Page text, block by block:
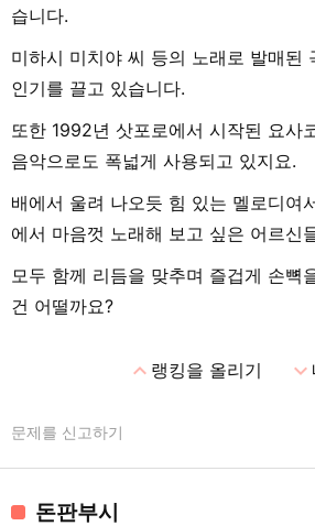
습니다.
미하시 미치야 씨 등의 노래로 발매된
인기를 끌고 있습니다.
또한 1992년 삿포로에서 시작된 요사
음악으로도 폭넓게 사용되고 있지요.
배에서 울려 나오듯 힘 있는 멜로디여
에서 마음껏 노래해 보고 싶은 어르신
모두 함께 리듬을 맞추며 즐겁게 손뼉
건 어떨까요?
expand_less랭킹을 올리기 expand_more
문제를 신고하기
돈판부시